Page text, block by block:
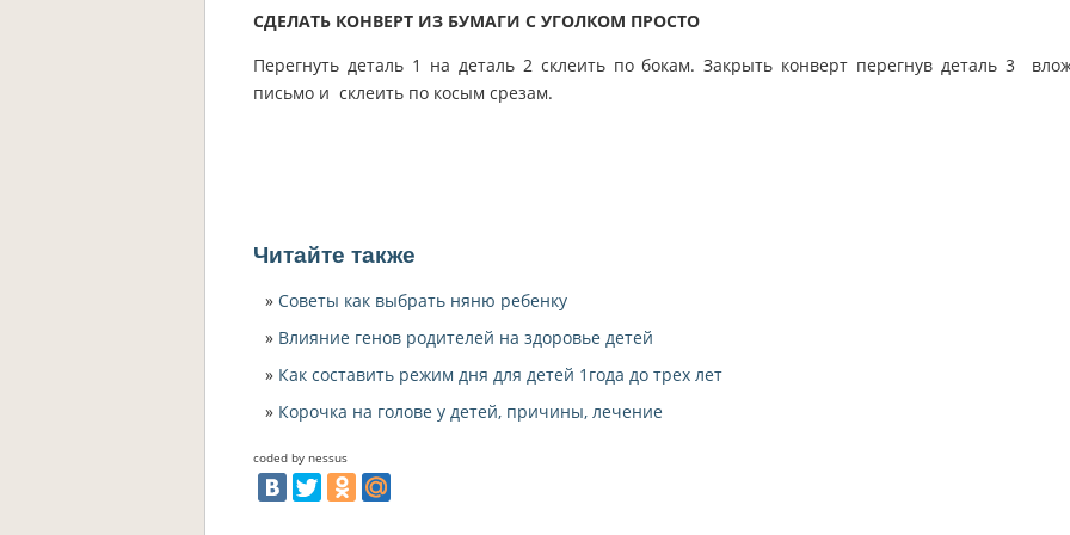
СДЕЛАТЬ КОНВЕРТ ИЗ БУМАГИ С УГОЛКОМ ПРОСТО
Перегнуть деталь 1 на деталь 2 склеить по бокам. Закрыть конверт перегнув деталь 3
письмо и склеить по косым срезам.
Читайте также
Советы как выбрать няню ребенку
Влияние генов родителей на здоровье детей
Как составить режим дня для детей 1года до трех лет
Корочка на голове у детей, причины, лечение
coded by nessus